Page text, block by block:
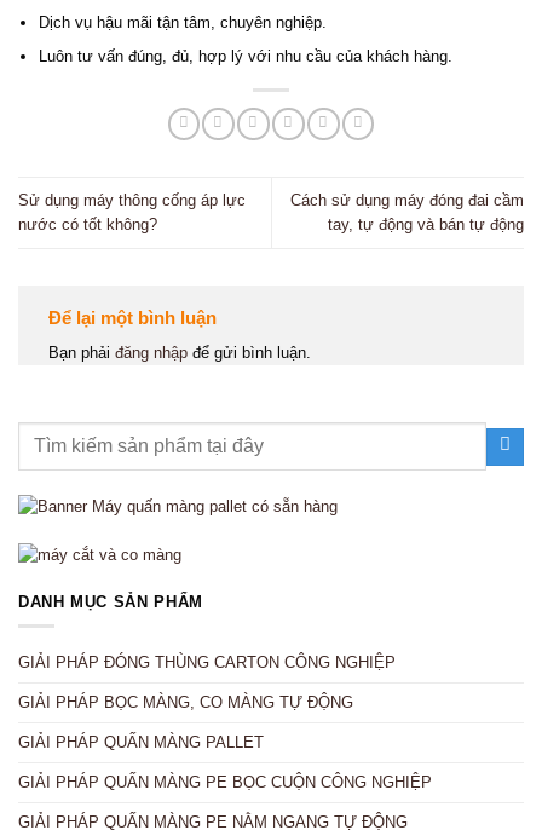
DANH MỤC SẢN PHẨM
GIẢI PHÁP ĐÓNG THÙNG CARTON CÔNG NGHIỆP
GIẢI PHÁP BỌC MÀNG, CO MÀNG TỰ ĐỘNG
GIẢI PHÁP QUẤN MÀNG PALLET
GIẢI PHÁP QUẤN MÀNG PE BỌC CUỘN CÔNG NGHIỆP
GIẢI PHÁP QUẤN MÀNG PE NẰM NGANG TỰ ĐỘNG
Dịch vụ hậu mãi tận tâm, chuyên nghiệp.
Luôn tư vấn đúng, đủ, hợp lý với nhu cầu của khách hàng.
Sử dụng máy thông cống áp lực
nước có tốt không?
Cách sử dụng máy đóng đai cầm
tay, tự động và bán tự động
Để lại một bình luận
Bạn phải đăng nhập để gửi bình luận.